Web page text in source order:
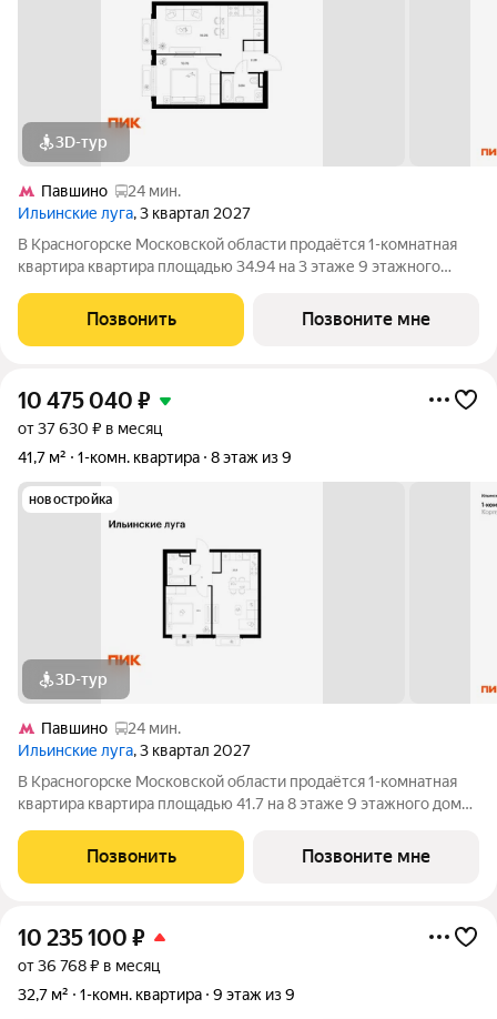
3D-тур
Павшино
24 мин.
Ильинские луга, 3 квартал 2027
В Красногорске Московской области продаётся 1-комнатная
квартира квартира площадью 34.94 на 3 этаже 9 этажного
Удобное расположение 20 минут на автомобиле до станций
метро «Волоколамская»,
Позвонить Позвоните мне
10 475 040 ₽
от 37 630 ₽ в месяц
41,7 м²
1-комн. квартира 8 этаж из 9
новостройка
3D-тур
Павшино
24 мин.
Ильинские луга, 3 квартал 2027
В Красногорске Московской области продаётся 1-комнатная
квартира квартира площадью 41.7 на 8 этаже 9 этажного дома
Удобное расположение 20 минут на автомобиле до станций
метро «Волоколамская»,
Позвонить Позвоните мне
10 235 100 ₽
от 36 768 ₽ в месяц
32,7 м²
1-комн. квартира 9 этаж из 9